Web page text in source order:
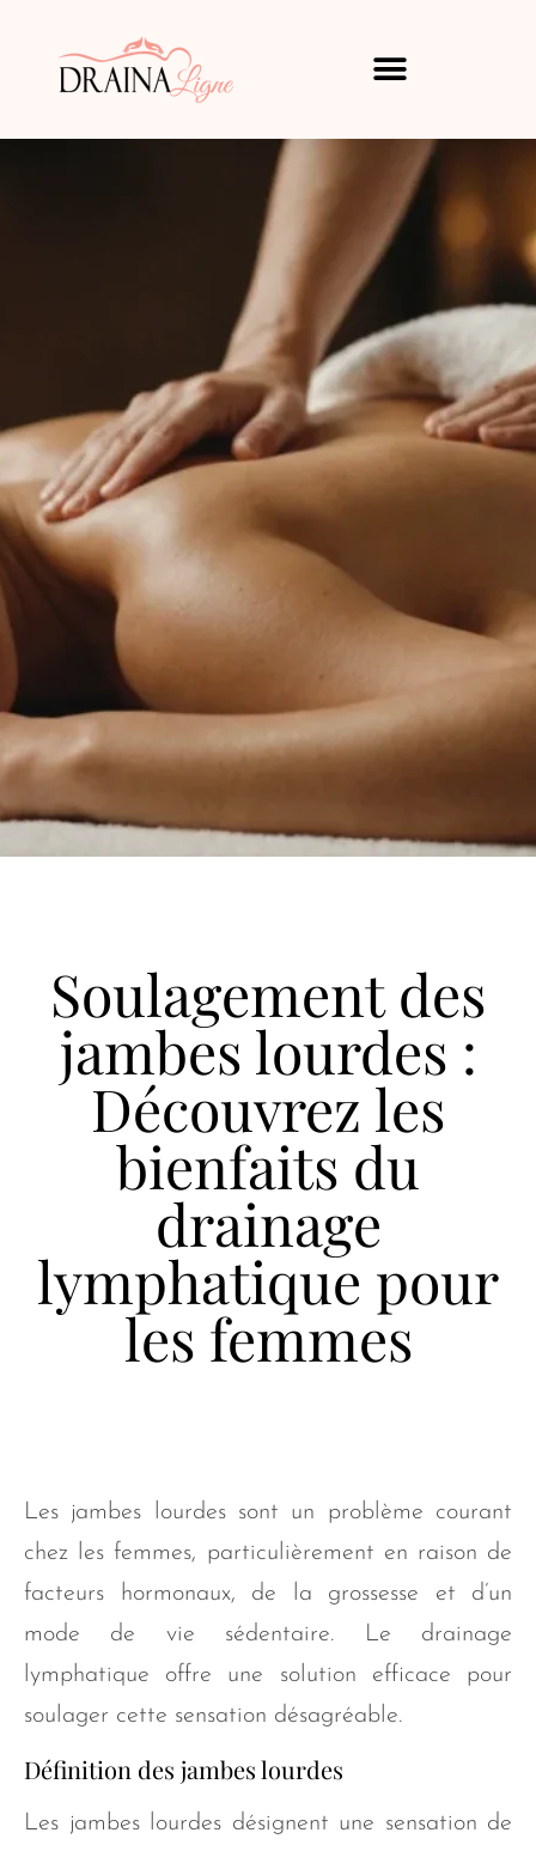
Soulagement des
jambes lourdes :
Découvrez les
bienfaits du
drainage
lymphatique pour
les femmes
Les jambes lourdes sont un problème courant
chez les femmes, particulièrement en raison de
facteurs hormonaux, de la grossesse et d’un
mode de vie sédentaire. Le drainage
lymphatique offre une solution efficace pour
soulager cette sensation désagréable.
Définition des jambes lourdes
Les jambes lourdes désignent une sensation de